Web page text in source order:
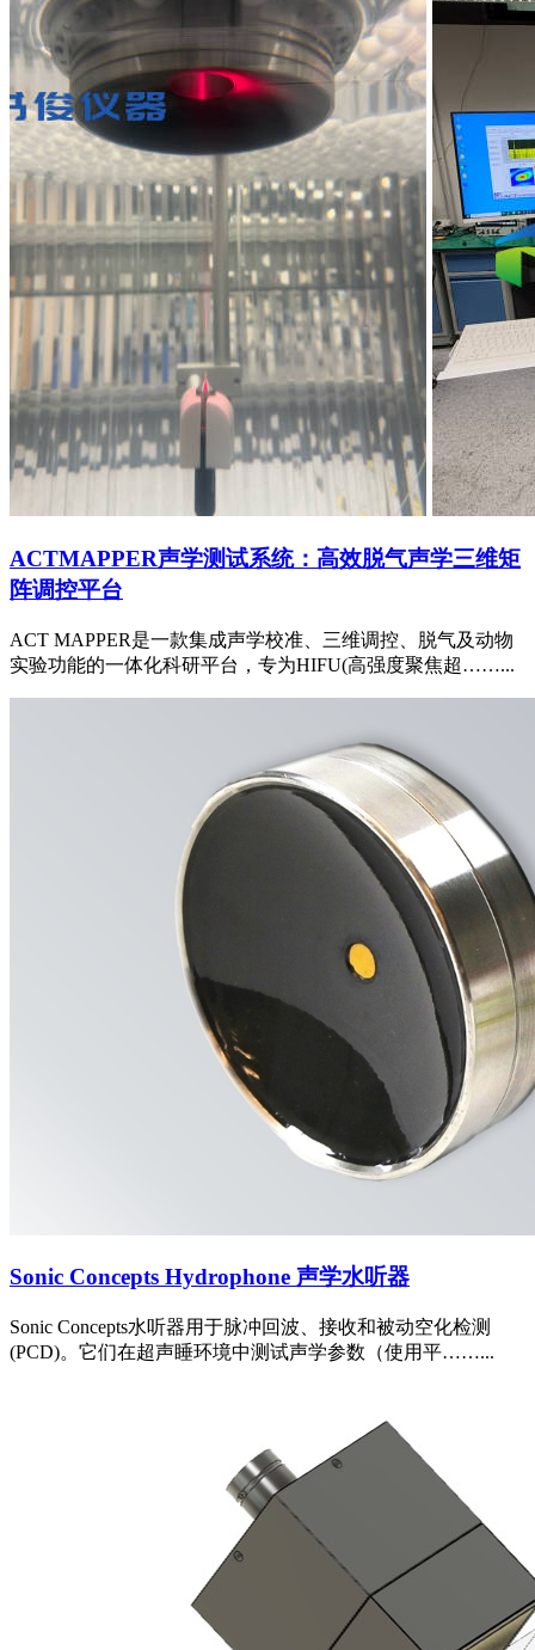
ACTMAPPER声学测试系统：高效脱气声学三维矩
阵调控平台
ACT MAPPER是一款集成声学校准、三维调控、脱气及动物
实验功能的一体化科研平台，专为HIFU(高强度聚焦超……...
Sonic Concepts Hydrophone 声学水听器
Sonic Concepts水听器用于脉冲回波、接收和被动空化检测
(PCD)。它们在超声睡环境中测试声学参数（使用平……...